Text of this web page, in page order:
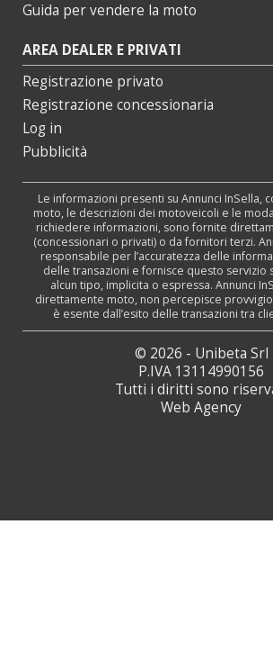
Guida per vendere la moto
AREA DEALER E PRIVATI
Registrazione privato
Registrazione concessionaria
Log in
Pubblicità
Le informazioni presenti su Annunci InSella,
moto, le descrizioni dei motoveicoli e le
richiedere informazioni, sono fornite
(concessionari o privati) o da fornitori terzi.
responsabile per l’accuratezza delle
delle transazioni e fornisce questo servizio
alcun tipo, implicita o espressa. Annunci
direttamente moto, non percepisce
è esente dall’esito delle transazioni tra
© 2026 - Unibeta Srl
P.IVA 13114990156
Tutti i diritti sono
Web Agency